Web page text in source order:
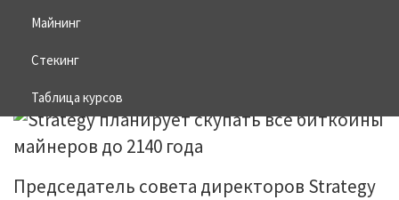
Майнинг
Стекинг
Таблица курсов
года
22.05.2026
Председатель совета директоров Strategy